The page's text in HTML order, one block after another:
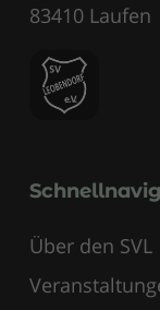
83410 Laufen
Über den SVL